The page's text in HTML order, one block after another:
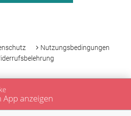
Nutzungsbedingungen
anzeigen